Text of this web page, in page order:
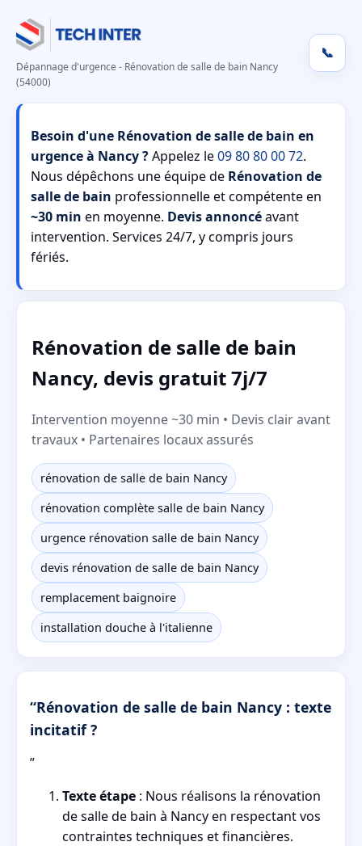
Dépannage d'urgence - Rénovation de salle de bain Nancy
(54000)
📞
Besoin d'une Rénovation de salle de bain en
urgence à Nancy ?Appelez le09 80 80 00 72.
Nous dépêchons une équipe de Rénovation de
salle de bain professionnelle et compétente en
~30 min en moyenne. Devis annoncéavant
intervention. Services 24/7, y compris jours
fériés.
Rénovation de salle de bain
Nancy, devis gratuit 7j/7
Intervention moyenne ~30 min • Devis clair avant
travaux • Partenaires locaux assurés
rénovation de salle de bain Nancy
rénovation complète salle de bain Nancy
urgence rénovation salle de bain Nancy
devis rénovation de salle de bain Nancy
remplacement baignoire
installation douche à l'italienne
“Rénovation de salle de bain Nancy : texte
incitatif ?
”
Texte étape : Nous réalisons la rénovation
de salle de bain à Nancy en respectant vos
contraintes techniques et financières.